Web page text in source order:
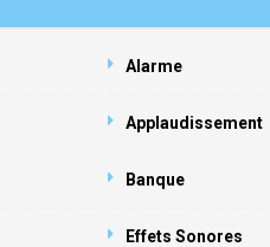
Alarme
Applaudissement
Banque
Effets Sonores